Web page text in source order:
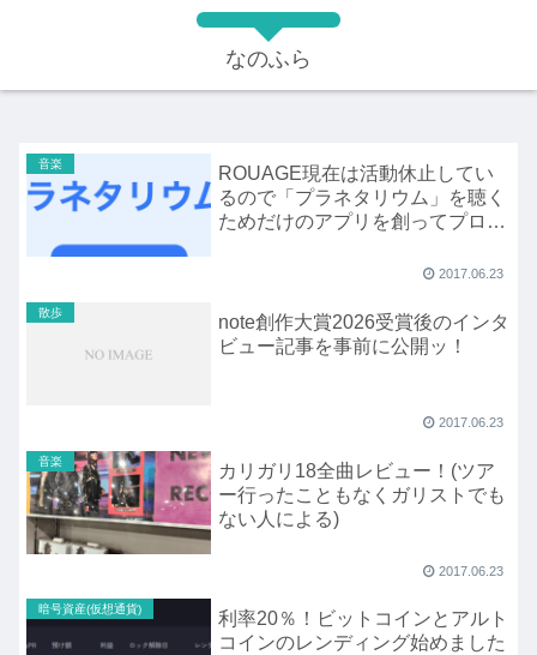
なのふら
音楽
ROUAGE現在は活動休止してい
るので「プラネタリウム」を聴く
ためだけのアプリを創ってプロト
2017.06.23
散歩
note創作大賞2026受賞後のインタ
ビュー記事を事前に公開ッ！
2017.06.23
音楽
カリガリ18全曲レビュー！(ツア
ー行ったこともなくガリストでも
ない人による)
2017.06.23
暗号資産(仮想通貨)
利率20％！ビットコインとアルト
コインのレンディング始めました